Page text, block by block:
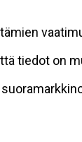
tiedot on